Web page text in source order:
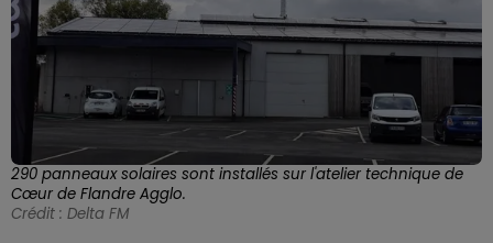
290 panneaux solaires sont installés sur l'atelier technique de
Cœur de Flandre Agglo.
Crédit : Delta FM